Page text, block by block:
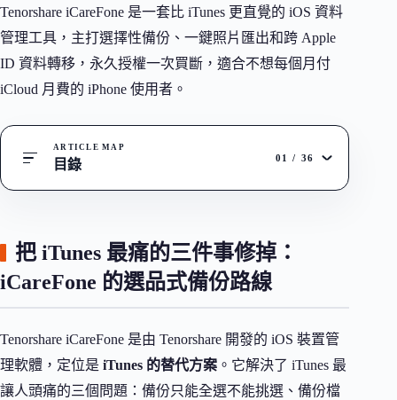
Tenorshare iCareFone 是一套比 iTunes 更直覺的 iOS 資料
管理工具，主打選擇性備份、一鍵照片匯出和跨 Apple
ID 資料轉移，永久授權一次買斷，適合不想每個月付
iCloud 月費的 iPhone 使用者。
ARTICLE MAP
目錄 01 / 36
把 iTunes 最痛的三件事修掉：
iCareFone 的選品式備份路線
Tenorshare iCareFone 是由 Tenorshare 開發的 iOS 裝置管
理軟體，定位是 iTunes 的替代方案 。它解決了 iTunes 最
讓人頭痛的三個問題：備份只能全選不能挑選、備份檔